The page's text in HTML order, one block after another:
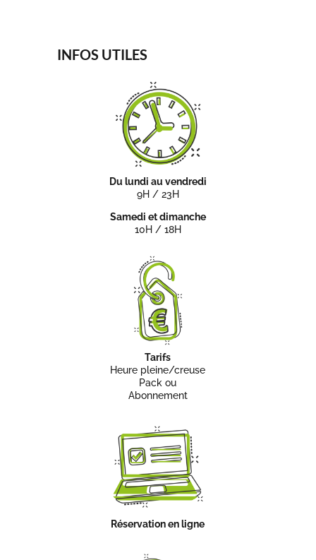
INFOS UTILES
Du lundi au vendredi
9H / 23H
Samedi et dimanche
10H / 18H
Tarifs
Heure pleine/creuse
Pack ou
Abonnement
Réservation en ligne